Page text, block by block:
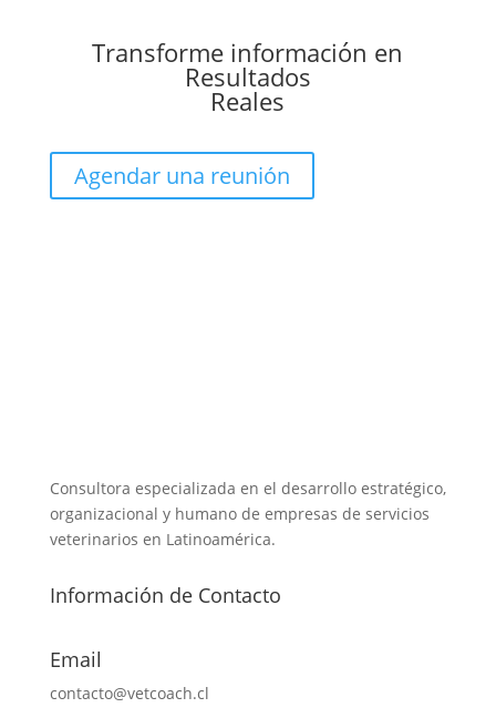
Transforme información en
Resultados
Reales
Agendar una reunión
Consultora especializada en el desarrollo estratégico,
organizacional y humano de empresas de servicios
veterinarios en Latinoamérica.
Información de Contacto
Email
contacto@vetcoach.cl